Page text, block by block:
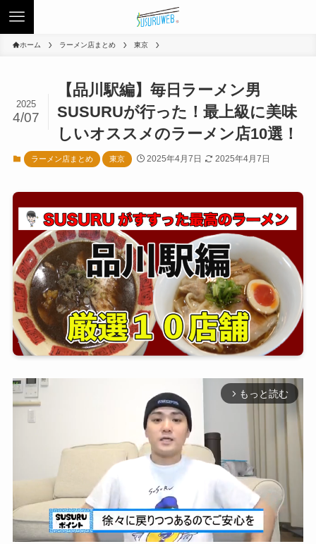
ホーム ラーメン店まとめ 東京
【品川駅編】毎日ラーメン男
SUSURUが行った！最上級に美味
しいオススメのラーメン店10選！
2025
4/07
ラーメン店まとめ 東京 2025年4月7日 2025年4月7日
arrow_forward_ios もっと読む